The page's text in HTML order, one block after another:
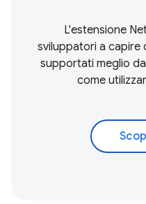
L'estensione
sviluppatori a capire
supportati meglio
come